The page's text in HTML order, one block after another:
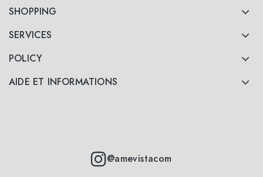
SHOPPING
SERVICES
POLICY
AIDE ET INFORMATIONS
@amevistacom